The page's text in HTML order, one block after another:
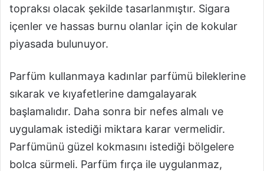
topraksı olacak şekilde tasarlanmıştır. Sigara
içenler ve hassas burnu olanlar için de kokular
piyasada bulunuyor.
Parfüm kullanmaya kadınlar parfümü bileklerine
sıkarak ve kıyafetlerine damgalayarak
başlamalıdır. Daha sonra bir nefes almalı ve
uygulamak istediği miktara karar vermelidir.
Parfümünü güzel kokmasını istediği bölgelere
bolca sürmeli. Parfüm fırça ile uygulanmaz,